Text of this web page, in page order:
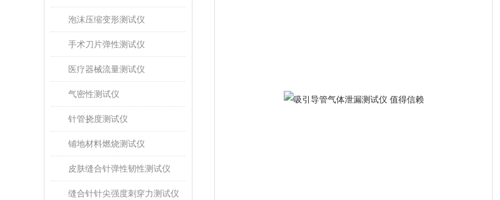
泡沫压缩变形测试仪
手术刀片弹性测试仪
医疗器械流量测试仪
气密性测试仪
针管挠度测试仪
铺地材料燃烧测试仪
皮肤缝合针弹性韧性测试仪
缝合针针尖强度刺穿力测试仪